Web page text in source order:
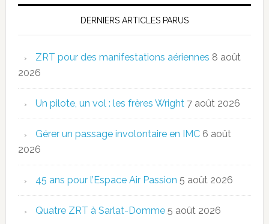
DERNIERS ARTICLES PARUS
ZRT pour des manifestations aériennes 8 août
2026
Un pilote, un vol : les frères Wright 7 août 2026
Gérer un passage involontaire en IMC 6 août
2026
45 ans pour l’Espace Air Passion 5 août 2026
Quatre ZRT à Sarlat-Domme 5 août 2026